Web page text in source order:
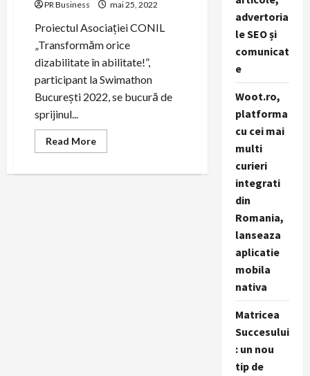
PR Business mai 25, 2022
Proiectul Asociației CONIL
„Transformăm orice
dizabilitate în abilitate!”,
participant la Swimathon
București 2022, se bucură de
sprijinul...
Read MoreRead
more
STEAUA
advertoria
le SEO și
comunicat
e
Woot.ro,
platforma
cu cei mai
multi
curieri
integrati
din
Romania,
lanseaza
aplicatie
mobila
nativa
Matricea
Succesului
: un nou
tip de